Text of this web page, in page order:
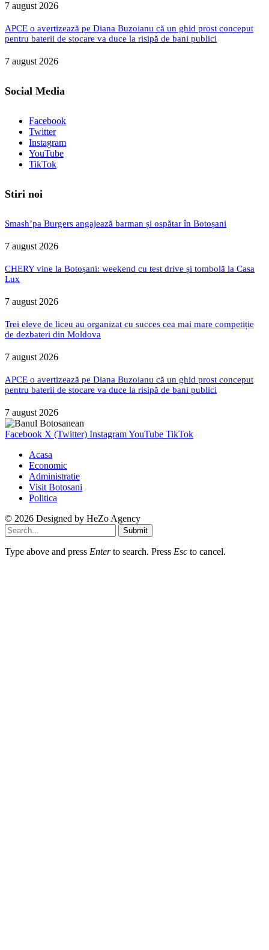
7 august 2026
APCE o avertizează pe Diana Buzoianu că un ghid prost conceput
pentru baterii de stocare va duce la risipă de bani publici
7 august 2026
Social Media
Facebook
Twitter
Instagram
YouTube
TikTok
Stiri noi
Smash’pa Burgers angajează barman și ospătar în Botoșani
7 august 2026
CHERY vine la Botoșani: weekend cu test drive și tombolă la Casa
Lux
7 august 2026
Trei eleve de liceu au organizat cu succes cea mai mare competiție
de dezbateri din Moldova
7 august 2026
APCE o avertizează pe Diana Buzoianu că un ghid prost conceput
pentru baterii de stocare va duce la risipă de bani publici
7 august 2026
Facebook X (Twitter) InstagramYouTube TikTok
Acasa
Economic
Administratie
Visit Botosani
Politica
© 2026 Designed by HeZo Agency
Submit
Type above and press Enterto search. Press Esc to cancel.